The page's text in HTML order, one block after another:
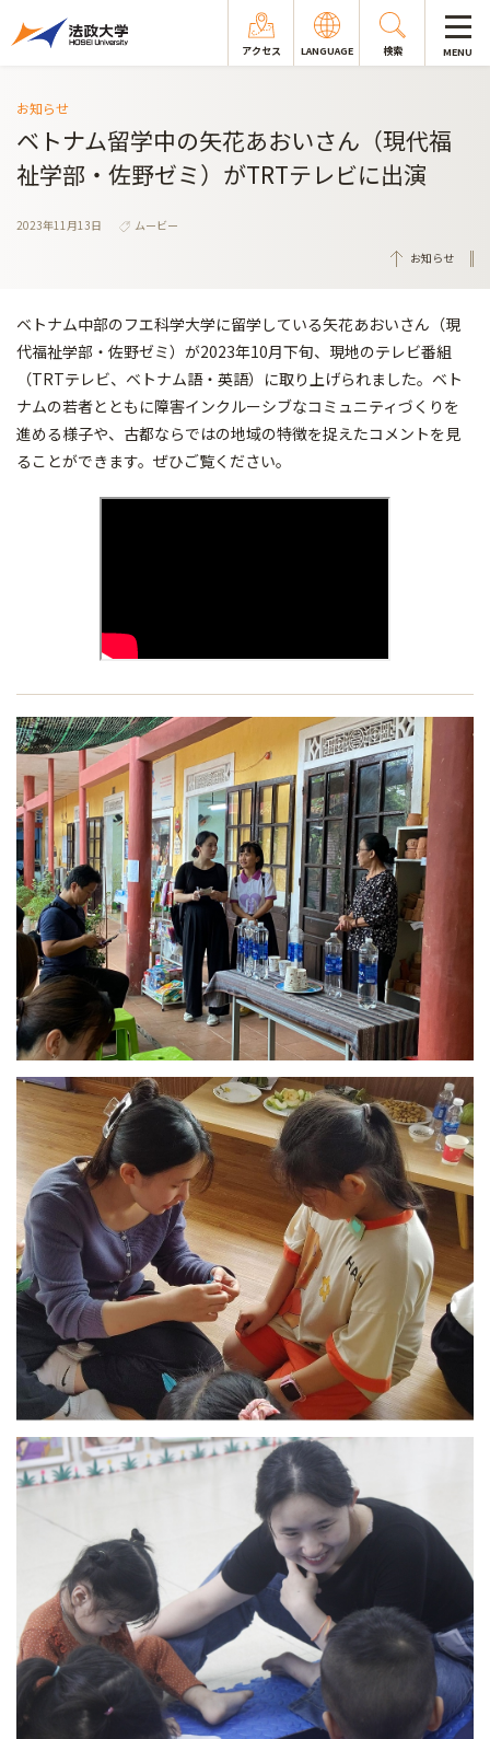
アクセス LANGUAGE 検索 MENU
お知らせ
ベトナム留学中の矢花あおいさん（現代福
祉学部・佐野ゼミ）がTRTテレビに出演
2023年11月13日
ムービー
お知らせ
ベトナム中部のフエ科学大学に留学している矢花あおいさん（現
代福祉学部・佐野ゼミ）が2023年10月下旬、現地のテレビ番組
（TRTテレビ、ベトナム語・英語）に取り上げられました。ベト
ナムの若者とともに障害インクルーシブなコミュニティづくりを
進める様子や、古都ならではの地域の特徴を捉えたコメントを見
ることができます。ぜひご覧ください。